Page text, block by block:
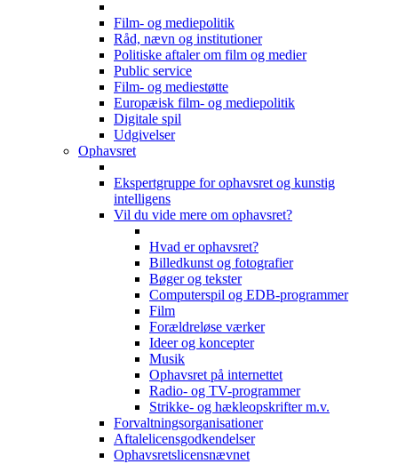
Film- og mediepolitik
Råd, nævn og institutioner
Politiske aftaler om film og medier
Public service
Film- og mediestøtte
Europæisk film- og mediepolitik
Digitale spil
Udgivelser
Ophavsret
Ekspertgruppe for ophavsret og kunstig
intelligens
Vil du vide mere om ophavsret?
Hvad er ophavsret?
Billedkunst og fotografier
Bøger og tekster
Computerspil og EDB-programmer
Film
Forældreløse værker
Ideer og koncepter
Musik
Ophavsret på internettet
Radio- og TV-programmer
Strikke- og hækleopskrifter m.v.
Forvaltningsorganisationer
Aftalelicensgodkendelser
Ophavsretslicensnævnet